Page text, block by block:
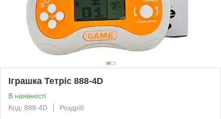
Іграшка Тетріс 888-4D
В наявності
Код: 888-4D
Роздріб